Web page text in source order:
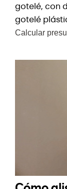
gotelé, con
gotelé
Calcular